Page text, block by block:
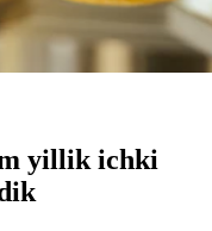
yillik ichki